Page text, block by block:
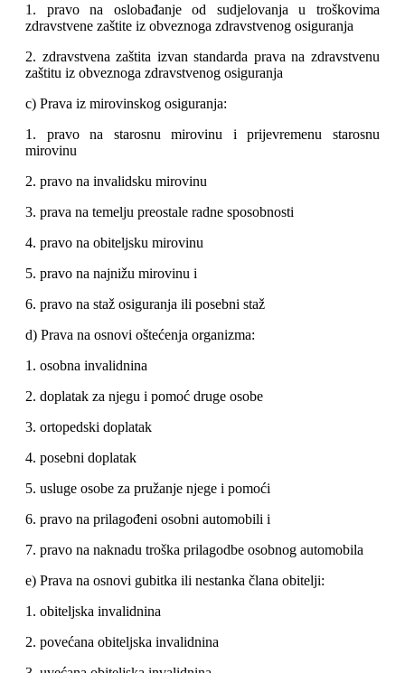
1. pravo na oslobađanje od sudjelovanja u troškovima
zdravstvene zaštite iz obveznoga zdravstvenog osiguranja
2. zdravstvena zaštita izvan standarda prava na zdravstvenu
zaštitu iz obveznoga zdravstvenog osiguranja
c) Prava iz mirovinskog osiguranja:
1. pravo na starosnu mirovinu i prijevremenu starosnu
mirovinu
2. pravo na invalidsku mirovinu
3. prava na temelju preostale radne sposobnosti
4. pravo na obiteljsku mirovinu
5. pravo na najnižu mirovinu i
6. pravo na staž osiguranja ili posebni staž
d) Prava na osnovi oštećenja organizma:
1. osobna invalidnina
2. doplatak za njegu i pomoć druge osobe
3. ortopedski doplatak
4. posebni doplatak
5. usluge osobe za pružanje njege i pomoći
6. pravo na prilagođeni osobni automobili i
7. pravo na naknadu troška prilagodbe osobnog automobila
e) Prava na osnovi gubitka ili nestanka člana obitelji:
1. obiteljska invalidnina
2. povećana obiteljska invalidnina